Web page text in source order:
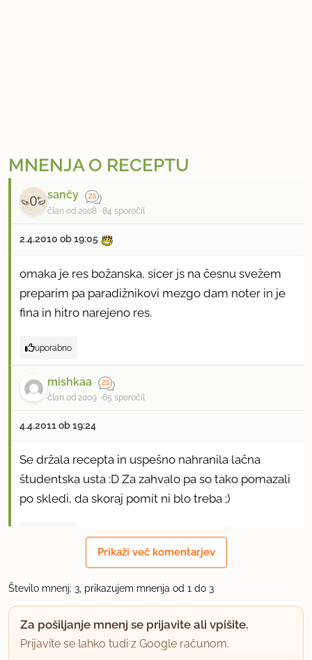
MNENJA O RECEPTU
sančy
član od 2008 84 sporočil
2.4.2010 ob 19:05
omaka je res božanska, sicer js na česnu svežem
preparim pa paradižnikovi mezgo dam noter in je
fina in hitro narejeno res.
uporabno
mishkaa
član od 2009 65 sporočil
4.4.2011 ob 19:24
Se držala recepta in uspešno nahranila lačna
študentska usta :D Za zahvalo pa so tako pomazali
po skledi, da skoraj pomit ni blo treba ;)
kuharpekarca
član od 2008 11 sporočil
tko tko... še enkrat ne bi jedla. stvar okusa
Prikaži več komentarjev
Število mnenj: 3, prikazujem mnenja od 1 do 3
Za pošiljanje mnenj se prijavite ali vpišite.
Prijavite se lahko tudi z Google računom.